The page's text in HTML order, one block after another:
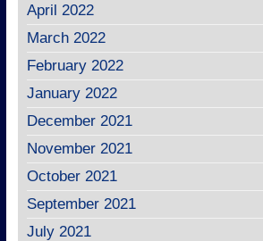
April 2022
March 2022
February 2022
January 2022
December 2021
November 2021
October 2021
September 2021
July 2021